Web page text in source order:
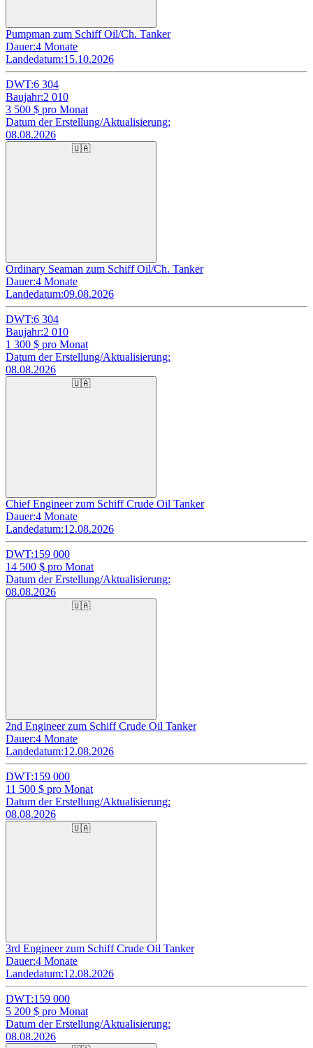
Pumpman zum Schiff Oil/Ch. Tanker
Dauer:4 Monate
Landedatum:15.10.2026
DWT:6 304
Baujahr:2 010
3 500 $ pro Monat
Datum der Erstellung/Aktualisierung:
08.08.2026
🇺🇦
Ordinary Seaman zum Schiff Oil/Ch. Tanker
Dauer:4 Monate
Landedatum:09.08.2026
DWT:6 304
Baujahr:2 010
1 300 $ pro Monat
Datum der Erstellung/Aktualisierung:
08.08.2026
🇺🇦
Chief Engineer zum Schiff Crude Oil Tanker
Dauer:4 Monate
Landedatum:12.08.2026
DWT:159 000
14 500 $ pro Monat
Datum der Erstellung/Aktualisierung:
08.08.2026
🇺🇦
2nd Engineer zum Schiff Crude Oil Tanker
Dauer:4 Monate
Landedatum:12.08.2026
DWT:159 000
11 500 $ pro Monat
Datum der Erstellung/Aktualisierung:
08.08.2026
🇺🇦
3rd Engineer zum Schiff Crude Oil Tanker
Dauer:4 Monate
Landedatum:12.08.2026
DWT:159 000
5 200 $ pro Monat
Datum der Erstellung/Aktualisierung:
08.08.2026